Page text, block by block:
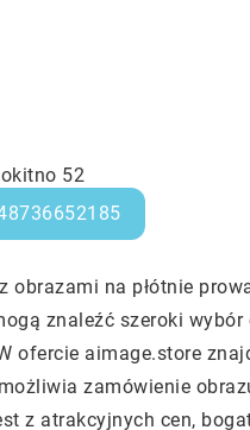
52
obrazami na płótnie
znaleźć szeroki
ofercie aimage.store
zamówienie
z atrakcyjnych cen,